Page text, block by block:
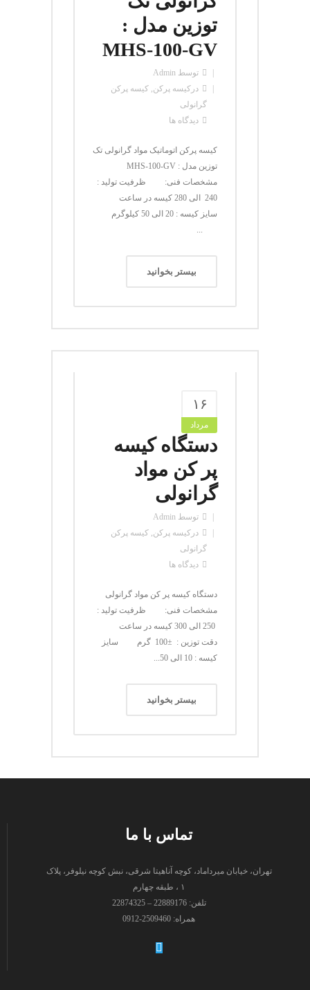
توزین مدل :
MHS-100-GV
توسط Admin
در کیسه پرکن, کیسه پرکن
گرانولی
دیدگاه ها
کیسه پرکن اتوماتیک مواد گرانولی تک
توزین مدل : MHS-100-GV
مشخصات فنی: ظرفیت تولید :
240 الی 280 کیسه در ساعت
سایز کیسه : 20 الی 50 کیلوگرم
...
بیستر بخوانید
۱۶
مرداد
دستگاه کیسه
پر کن مواد
گرانولی
توسط Admin
در کیسه پرکن, کیسه پرکن
گرانولی
دیدگاه ها
دستگاه کیسه پر کن مواد گرانولی
مشخصات فنی: ظرفیت تولید :
250 الی 300 کیسه در ساعت
دقت توزین : ±100 گرم سایز
کیسه : 10 الی 50...
بیستر بخوانید
تماس با ما
تهران، خیابان میرداماد، کوچه آناهیتا شرقی، نبش کوچه نیلوفر، پلاک
۱ ، طبقه چهارم
تلفن: 22889176 – 22874325
همراه: 2509460-0912
facebook
twitter
instagram
paper-